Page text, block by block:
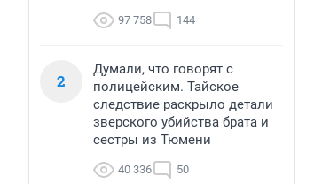
97 758 144
2
Думали, что говорят с
полицейским. Тайское
следствие раскрыло детали
зверского убийства брата и
сестры из Тюмени
40 336 50